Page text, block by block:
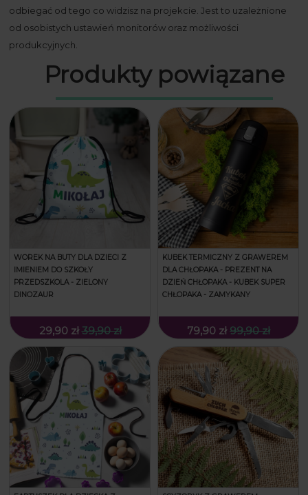
odbiegać od tego co widzisz na projekcie. Jest to uzależnione
od osobistych ustawień monitorów oraz możliwości
produkcyjnych.
Produkty powiązane
WOREK NA BUTY DLA DZIECI Z
IMIENIEM DO SZKOŁY
PRZEDSZKOLA - ZIELONY
DINOZAUR
29,90 zł 39,90 zł
KUBEK TERMICZNY Z GRAWEREM
DLA CHŁOPAKA - PREZENT NA
DZIEŃ CHŁOPAKA - KUBEK SUPER
CHŁOPAKA - ZAMYKANY
79,90 zł 99,90 zł